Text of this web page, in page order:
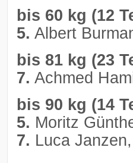
bis 60 kg (12
5. Albert
bis 81 kg (23
7. Achmed
bis 90 kg (14
5. Moritz
7. Luca